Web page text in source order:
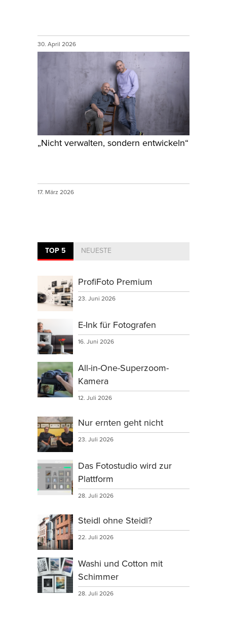
30. April 2026
„Nicht verwalten, sondern entwickeln“
17. März 2026
TOP 5 NEUESTE
ProfiFoto Premium
23. Juni 2026
E-Ink für Fotografen
16. Juni 2026
All-in-One-Superzoom-
Kamera
12. Juli 2026
Nur ernten geht nicht
23. Juli 2026
Das Fotostudio wird zur
Plattform
28. Juli 2026
Steidl ohne Steidl?
22. Juli 2026
Washi und Cotton mit
Schimmer
28. Juli 2026